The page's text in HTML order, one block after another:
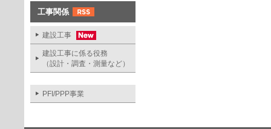
工事関係
建設工事
建設工事に係る役務
（設計・調査・測量など）
PFI/PPP事業